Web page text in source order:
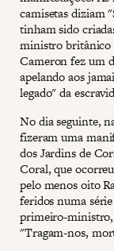
camisetas diziam
tinham sido
ministro britânico
Cameron fez um
apelando aos
legado" da
No dia seguinte,
fizeram uma
dos Jardins de
Coral, que
pelo menos oito
feridos numa
primeiro-ministro,
"Tragam-nos,